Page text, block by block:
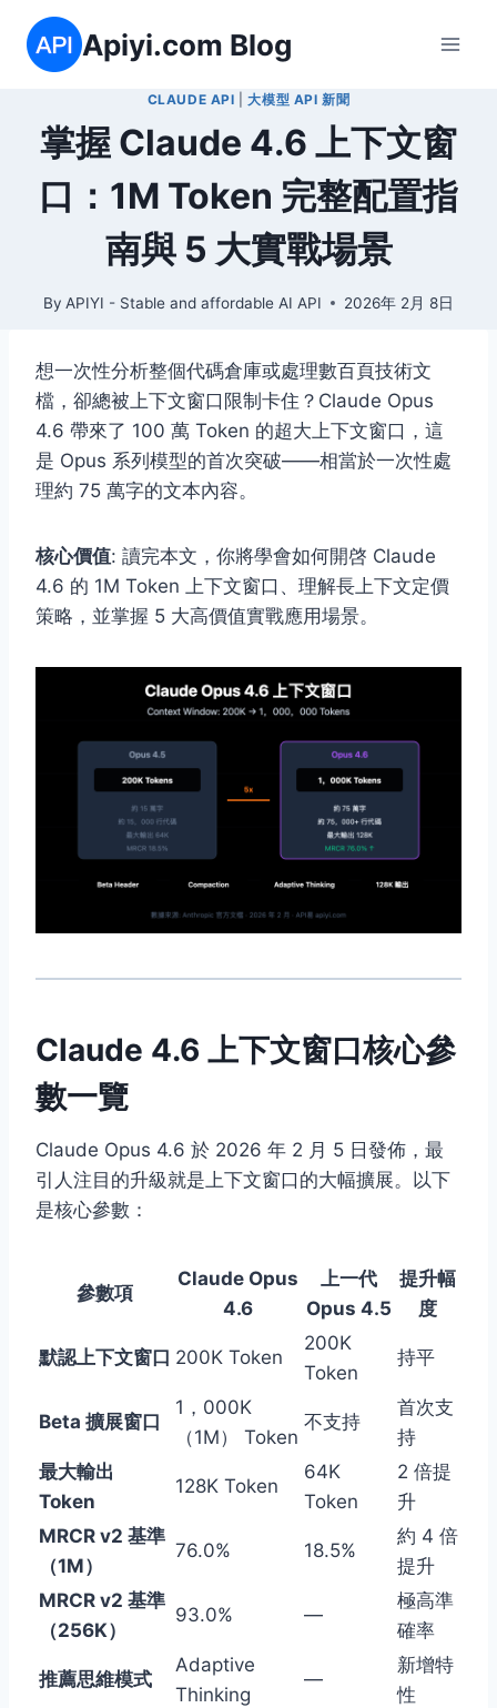
content
Apiyi.com Blog
CLAUDE API |大模型 API 新聞
掌握 Claude 4.6 上下文窗
口：1M Token 完整配置指
南與 5 大實戰場景
By APIYI - Stable and affordable AI API 2026年 2月 8日
想一次性分析整個代碼倉庫或處理數百頁技術文
檔，卻總被上下文窗口限制卡住？Claude Opus
4.6 帶來了 100 萬 Token 的超大上下文窗口 ，這
是 Opus 系列模型的首次突破——相當於一次性處
理約 75 萬字的文本內容。
核心價值: 讀完本文，你將學會如何開啓 Claude
4.6 的 1M Token 上下文窗口、理解長上下文定價
策略，並掌握 5 大高價值實戰應用場景。
Claude 4.6 上下文窗口核心參
數一覽
Claude Opus 4.6 於 2026 年 2 月 5 日發佈，最
引人注目的升級就是上下文窗口的大幅擴展。以下
是核心參數：
參數項
Claude Opus
4.6
上一代
Opus 4.5
提升幅
度
默認上下文窗口 200K Token
200K
Token
持平
Beta 擴展窗口
1，000K
（1M） Token
不支持
首次支
持
最大輸出
Token
128K Token
64K
Token
2 倍提
升
MRCR v2 基準
（1M）
76.0% 18.5%
約 4 倍
提升
MRCR v2 基準
（256K）
93.0% —
極高準
確率
推薦思維模式
Adaptive
Thinking
—
新增特
性